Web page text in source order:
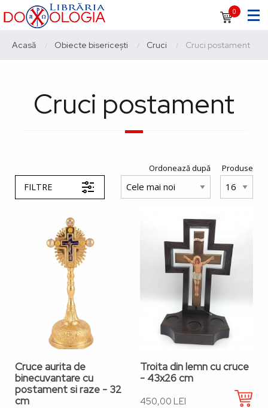
Sari
la
conținutul
Navigare
principală
0
Breadcrumb
Acasă Obiecte bisericești Cruci Current:
Cruci postament
Cruci postament
FILTRE
Ordonează după Produse
Cruce aurita de
binecuvantare cu
postament si raze - 32
cm
Troita din lemn cu cruce
- 43x26 cm
450,00 LEI